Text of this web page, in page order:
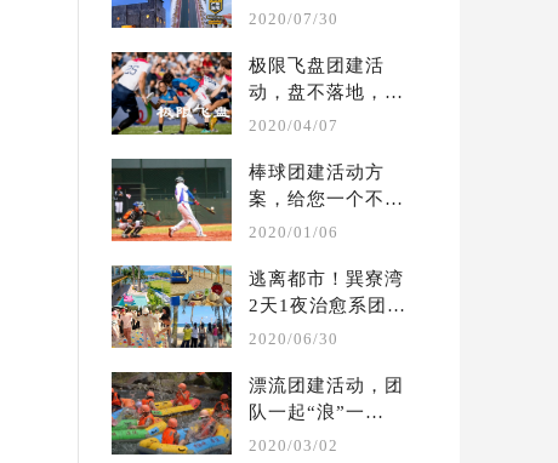
天一夜团建攻略
2020/07/30
极限飞盘团建活
动，盘不落地，永
不放弃  | 户外团建
2020/04/07
棒球团建活动方
案，给您一个不一
样的体验  |  户外
2020/01/06
逃离都市！巽寮湾
2天1夜治愈系团建
攻略?别墅轰趴保
2020/06/30
漂流团建活动，团
队一起“浪”一
起“嗨” ！ | 夏季
2020/03/02